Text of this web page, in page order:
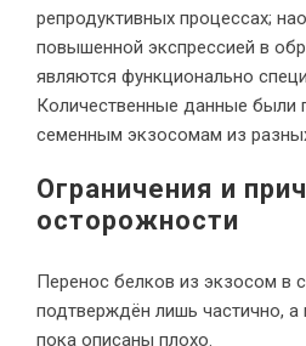
репродуктивных процессах;
повышенной экспрессией в
являются функционально
Количественные данные были
семенным экзосомам из
Ограничения и
осторожности
Перенос белков из экзосом в
подтверждён лишь частично, а
пока описаны плохо.